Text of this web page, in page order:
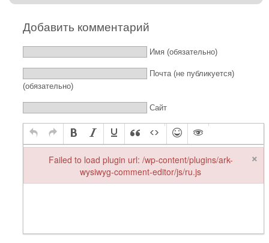
Добавить комментарий
Имя (обязательно)
Почта (не публикуется)
(обязательно)
Сайт
Failed to load plugin url: /wp-content/plugins/ark-
wysiwyg-comment-editor/js/ru.js
×
Failed to load plugin url: /wp-content/plugins/ark-wysiwyg-